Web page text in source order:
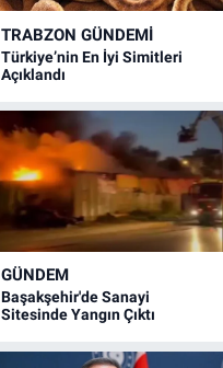
TRABZON GÜNDEMİ
Türkiye’nin En İyi Simitleri
Açıklandı
GÜNDEM
Başakşehir'de Sanayi
Sitesinde Yangın Çıktı